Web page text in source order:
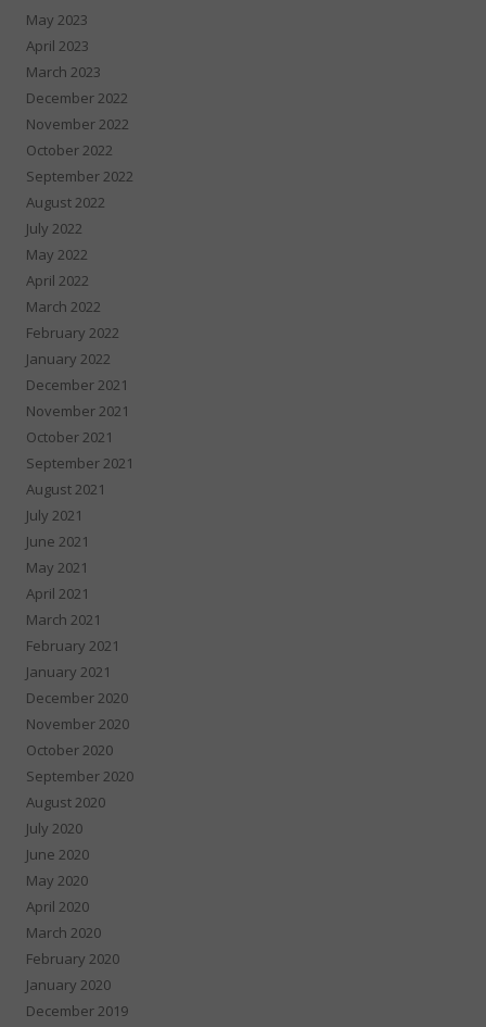
May 2023
April 2023
March 2023
December 2022
November 2022
October 2022
September 2022
August 2022
July 2022
May 2022
April 2022
March 2022
February 2022
January 2022
December 2021
November 2021
October 2021
September 2021
August 2021
July 2021
June 2021
May 2021
April 2021
March 2021
February 2021
January 2021
December 2020
November 2020
October 2020
September 2020
August 2020
July 2020
June 2020
May 2020
April 2020
March 2020
February 2020
January 2020
December 2019